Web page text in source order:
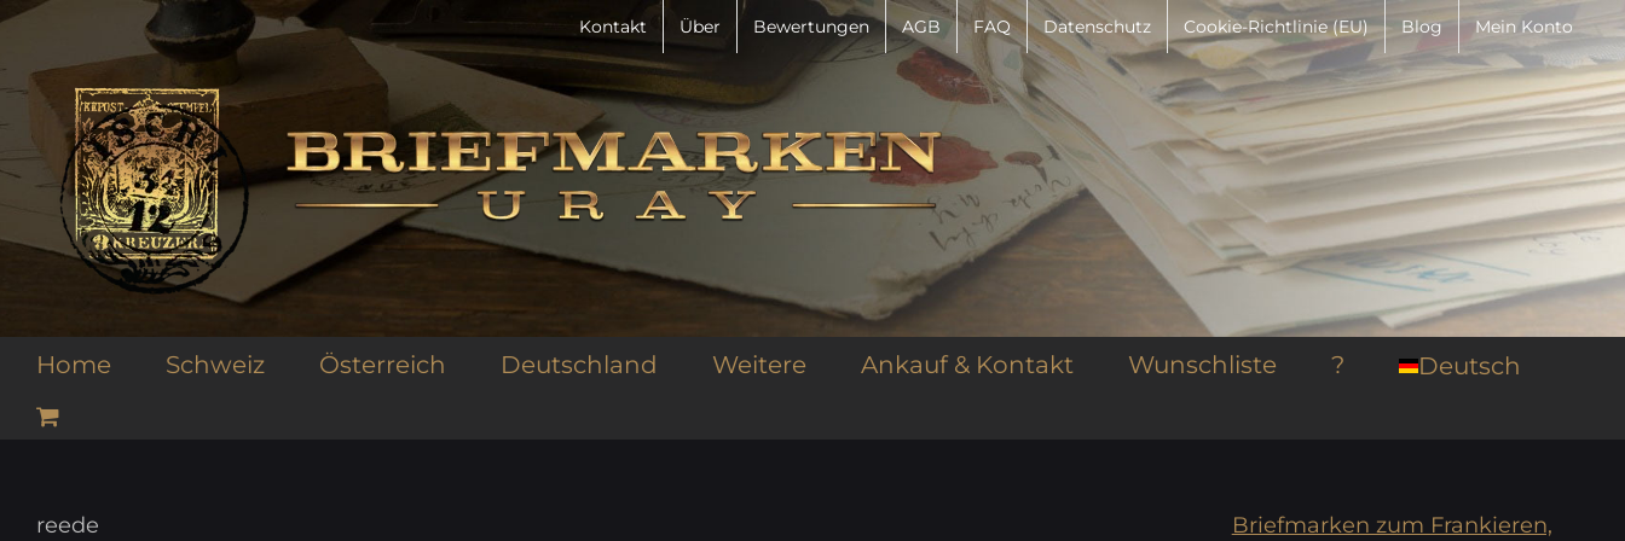
Zum
springen
Kontakt Über Bewertungen AGB FAQ Datenschutz Cookie-Richtlinie (EU) Blog Mein Konto
Home Schweiz Österreich Deutschland Weitere Ankauf & Kontakt Wunschliste ? Deutsch
reede
Briefmarken zum Frankieren,